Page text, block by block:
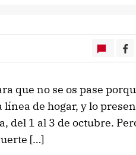
que no se os pase
de hogar, y lo
del 1 al 3 de octubre.
[…]